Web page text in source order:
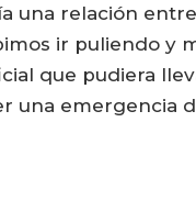
una relación
ir puliendo y
que pudiera
una emergencia